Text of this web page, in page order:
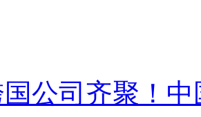
公司齐聚！